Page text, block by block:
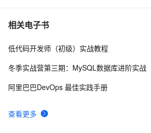
7 安全组设置内网互通的方法
8 Mac神兵利器（四）时间管理工具
相关电子书
查看更多
低代码开发师（初级）实战教程
冬季实战营第三期：MySQL数据库进阶实战
阿里巴巴DevOps 最佳实践手册